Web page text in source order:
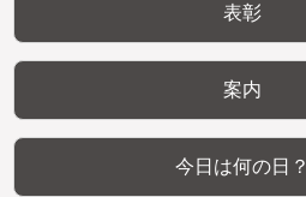
表彰
案内
今日は何の日？